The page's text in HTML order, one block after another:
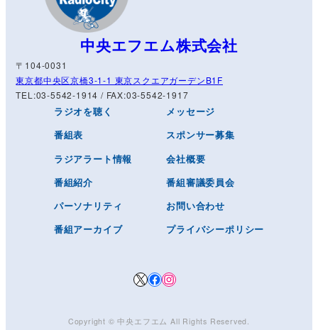
中央エフエム株式会社
〒104-0031
東京都中央区京橋3-1-1 東京スクエアガーデンB1F
TEL:03-5542-1914 / FAX:03-5542-1917
ラジオを聴く
番組表
ラジアラート情報
番組紹介
パーソナリティ
番組アーカイブ
メッセージ
スポンサー募集
会社概要
番組審議委員会
お問い合わせ
プライバシーポリシー
XFacebook
Instagram
Copyright © ️中央エフエム All Rights Reserved.